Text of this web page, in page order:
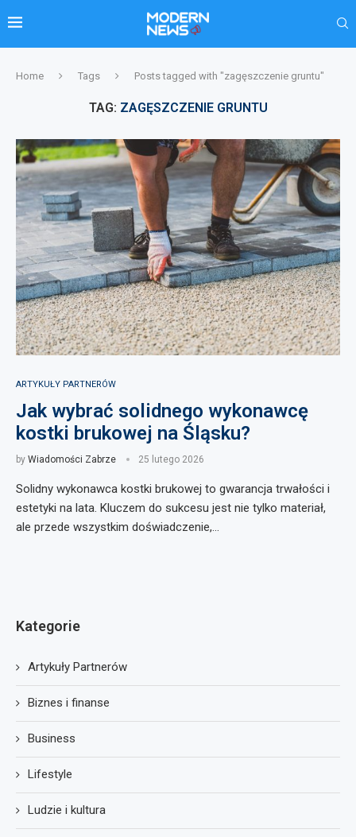
Home Tags Posts tagged with "zagęszczenie gruntu"
TAG: ZAGĘSZCZENIE GRUNTU
ARTYKUŁY PARTNERÓW
Jak wybrać solidnego wykonawcę
kostki brukowej na Śląsku?
by Wiadomości Zabrze 25 lutego 2026
Solidny wykonawca kostki brukowej to gwarancja trwałości i
estetyki na lata. Kluczem do sukcesu jest nie tylko materiał,
ale przede wszystkim doświadczenie,…
Kategorie
Artykuły Partnerów
Biznes i finanse
Business
Lifestyle
Ludzie i kultura